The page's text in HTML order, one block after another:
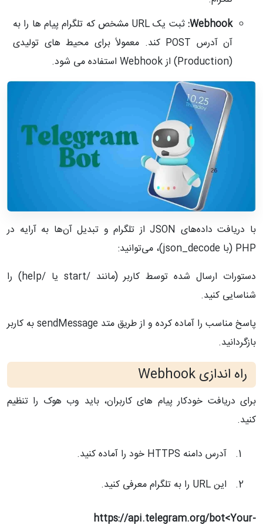
Webhook:
ثبت یک URL مشخص که تلگرام پیام‌ ها را به
آن آدرس POST کند. معمولاً برای محیط‌ های تولیدی
(Production) از Webhook استفاده می‌ شود.
با دریافت داده‌های JSON از تلگرام و تبدیل آن‌ها به آرایه در
PHP (با json_decode)، می‌توانید:
دستورات ارسال شده توسط کاربر (مانند /start یا /help) را
شناسایی کنید.
پاسخ مناسب را آماده کرده و از طریق متد sendMessage به کاربر
بازگردانید.
راه اندازی Webhook
برای دریافت خودکار پیام های کاربران، باید وب هوک را تنظیم
کنید.
آدرس دامنه HTTPS خود را آماده کنید.
این URL را به تلگرام معرفی کنید.
https://api.telegram.org/bot<Your-